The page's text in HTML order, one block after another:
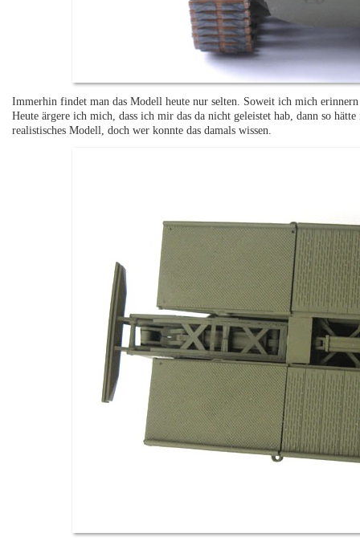
Immerhin findet man das Modell heute nur selten. Soweit ich mich
Heute ärgere ich mich, dass ich mir das da nicht geleistet hab, dann so
realistisches Modell, doch wer konnte das damals wissen.